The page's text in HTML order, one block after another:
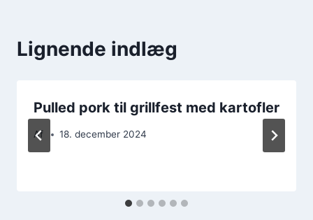
Lignende indlæg
Pulled pork til grillfest med kartofler
Af 18. december 2024